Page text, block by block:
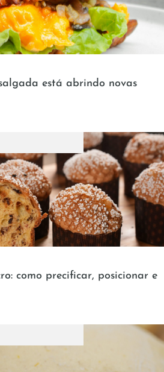
está abrindo novas
como precificar, posicionar e